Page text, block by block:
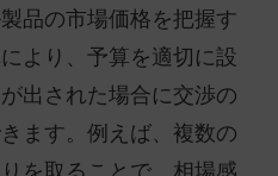
品の市場価格を把握す
より、予算を適切に設
出された場合に交渉の
ます。例えば、複数の